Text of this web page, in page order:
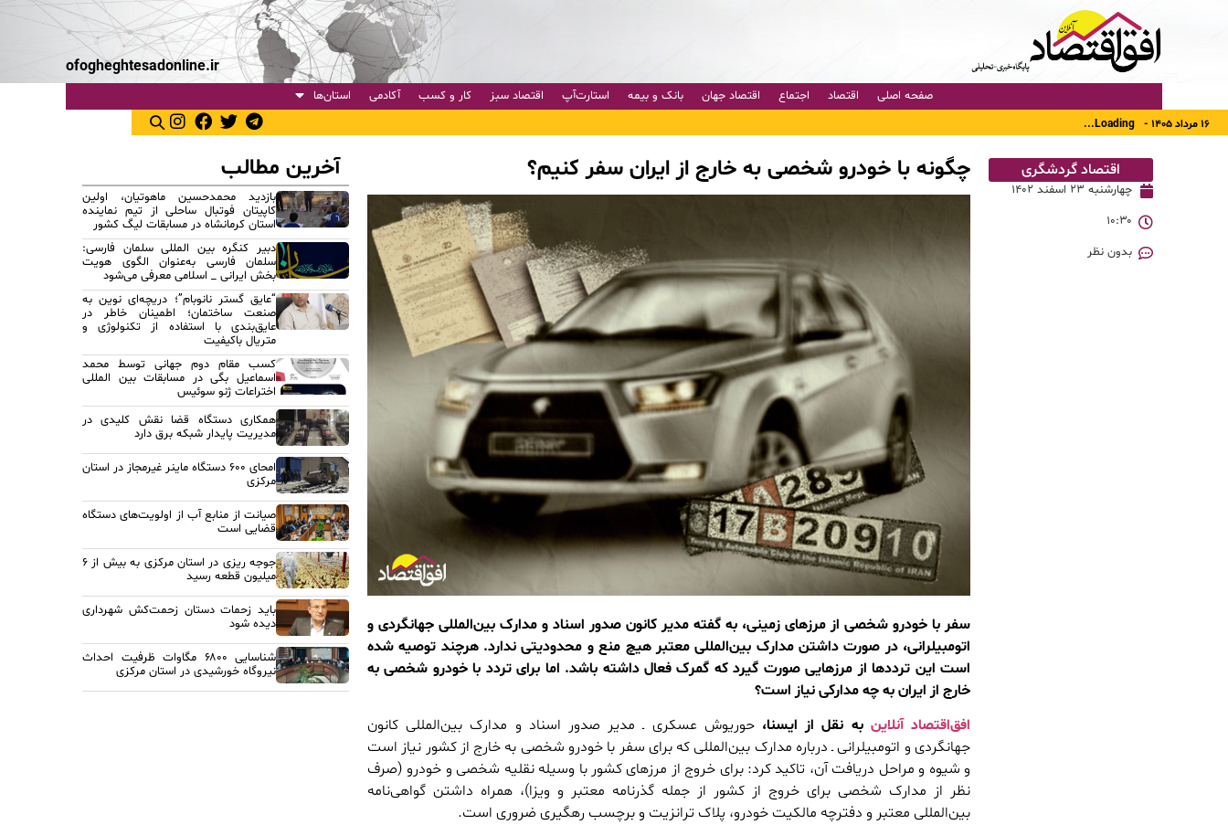
ofogheghtesadonline.ir
صفحه اصلی اقتصاد اجتماع اقتصاد جهان بانک و بیمه استارت‌آپ اقتصاد سبز کار و کسب آکادمی استان‌ها
۱۶ مرداد ۱۴۰۵ - Loading...
اقتصاد گردشگری
چهارشنبه ۲۳ اسفند ۱۴۰۲
۱۰:۳۰
بدون نظر
چگونه با خودرو شخصی به خارج از ایران سفر کنیم؟
سفر با خودرو شخصی از مرزهای زمینی، به گفته مدیر کانون صدور اسناد و مدارک بین‌المللی جهانگردی و
اتومبیلرانی، در صورت داشتن مدارک بین‌المللی معتبر هیچ منع و محدودیتی ندارد. هرچند توصیه شده
است این ترددها از مرزهایی صورت گیرد که گمرک فعال داشته باشد. اما برای تردد با خودرو شخصی به
خارج از ایران به چه مدارکی نیاز است؟
افق‌اقتصاد آنلاین به نقل از ایسنا، حوریوش عسکری ـ مدیر صدور اسناد و مدارک بین‌المللی کانون
جهانگردی و اتومبیلرانی ـ درباره مدارک بین‌المللی که برای سفر با خودرو شخصی به خارج از کشور نیاز است
و شیوه و مراحل دریافت آن، تاکید کرد: برای خروج از مرزهای کشور با وسیله نقلیه شخصی و خودرو (صرف
نظر از مدارک شخصی برای خروج از کشور از جمله گذرنامه معتبر و ویزا)، همراه داشتن گواهی‌نامه
بین‌المللی معتبر و دفترچه مالکیت خودرو، پلاک ترانزیت و برچسب رهگیری ضروری است.
آخرین مطالب
بازدید محمدحسین ماهوتیان، اولین
کاپیتان فوتبال ساحلی از تیم نماینده
استان کرمانشاه در مسابقات لیگ کشور
دبیر کنگره بین المللی سلمان فارسی:
سلمان فارسی به‌عنوان الگوی هویت
بخش ایرانی _ اسلامی معرفی می‌شود
“عایق گستر نانوبام”؛ دریچه‌ای نوین به
صنعت ساختمان؛ اطمینان خاطر در
عایق‌بندی با استفاده از تکنولوژی و
متریال باکیفیت
کسب مقام دوم جهانی توسط محمد
اسماعیل بگی در مسابقات بین المللی
اختراعات ژنو سوئیس
همکاری دستگاه قضا نقش کلیدی در
مدیریت پایدار شبکه برق دارد
امحای ۶۰۰ دستگاه ماینر غیرمجاز در استان
مرکزی
صیانت از منابع آب از اولویت‌های دستگاه
قضایی است
جوجه ریزی در استان مرکزی به بیش از ۶
میلیون قطعه رسید
باید زحمات دستان زحمت‌کش شهرداری
دیده شود
شناسایی ۶۸۰۰ مگاوات ظرفیت احداث
نیروگاه خورشیدی در استان مرکزی